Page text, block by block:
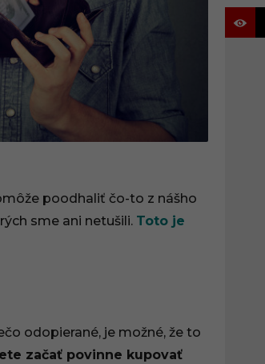
poodhaliť čo-to z nášho
sme ani netušili. Toto je
odopierané, je možné, že to
začať povinne kupovať